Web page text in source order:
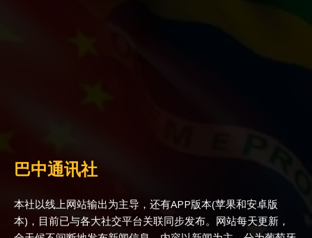
巴中通讯社
本社以线上网站输出为主导，还有APP版本(苹果和安卓版
本)，目前已与各大社交平台关联同步发布。网站每天更新，